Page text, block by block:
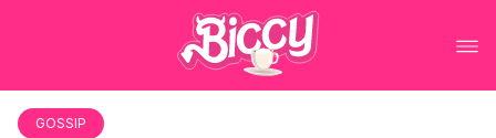
GOSSIP